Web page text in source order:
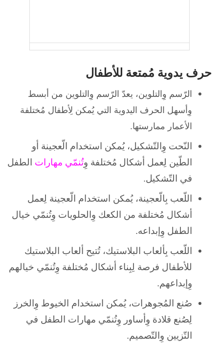
حرف يدوية مُمتعة للأطفال
الرّسم وِالتلوين، يعدّ الرّسم وِالتلوين من أبسط
وِأسهل الحرف اليدوية التي يُمكن لِأطفال مُختلفة
الأعمار ممارستها.
النّحت وِالتّشكيل، يُمكن استخدام الّعجينة أو
الطّين لِعمل أشكال مُختلفة وِتُنمّي مهارات الطفل
في التّشكيل.
اللّعب بِالّعجينة، يُمكن استخدام الّعجينة لِعمل
أشكال مُختلفة من الكعك وِالحلويات وِتُنمّي خيال
الطفل وِإبداعه.
اللّعب بِألعاب البلاستيك، تُتيح ألعاب البلاستيك
للأطفال فرصة لِبِناء أشكال مُختلفة وِتُنمّي خيالهم
وِإبداعهم.
صُنع المُجوهرات، يُمكن استخدام الخيوط وِالخرز
لِصُنع قلادة وِأساور وِتُنمّي مهارات الطفل في
التّزيين وِالتّصميم.